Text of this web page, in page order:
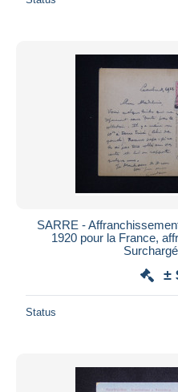
SARRE -
1920 pour la France,
±
Status